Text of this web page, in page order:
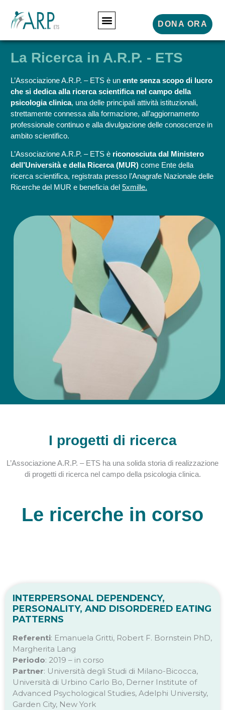
DONA ORA
La Ricerca in A.R.P. - ETS
L’Associazione A.R.P. – ETS è un ente senza scopo di lucro
che si dedica alla ricerca scientifica nel campo della
psicologia clinica, una delle principali attività istituzionali,
strettamente connessa alla formazione, all’aggiornamento
professionale continuo e alla divulgazione delle conoscenze in
ambito scientifico.
L’Associazione A.R.P. – ETS è riconosciuta dal Ministero
dell’Università e della Ricerca (MUR) come Ente della
ricerca scientifica, registrata presso l’Anagrafe Nazionale delle
Ricerche del MUR e beneficia del 5xmille.
I progetti di ricerca
L’Associazione A.R.P. – ETS ha una solida storia di realizzazione
di progetti di ricerca nel campo della psicologia clinica.
Le ricerche in corso
INTERPERSONAL DEPENDENCY,
PERSONALITY, AND DISORDERED EATING
PATTERNS
Referenti: Emanuela Gritti, Robert F. Bornstein PhD,
Margherita Lang
Periodo: 2019 – in corso
Partner: Università degli Studi di Milano-Bicocca,
Università di Urbino Carlo Bo, Derner Institute of
Advanced Psychological Studies, Adelphi University,
Garden City, New York